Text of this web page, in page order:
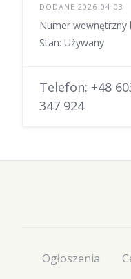
DODANE 2026-04-03
Numer wewnętrzny
Stan: Używany
Telefon: +48
347 924
Ogłoszenia